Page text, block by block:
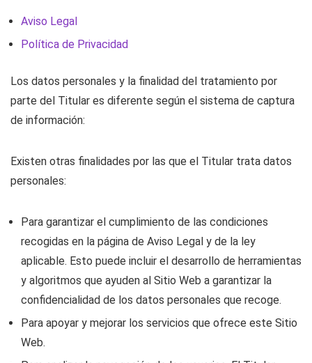
Aviso Legal
Política de Privacidad
Los datos personales y la finalidad del tratamiento por
parte del Titular es diferente según el sistema de captura
de información:
Existen otras finalidades por las que el Titular trata datos
personales:
Para garantizar el cumplimiento de las condiciones
recogidas en la página de Aviso Legal y de la ley
aplicable. Esto puede incluir el desarrollo de herramientas
y algoritmos que ayuden al Sitio Web a garantizar la
confidencialidad de los datos personales que recoge.
Para apoyar y mejorar los servicios que ofrece este Sitio
Web.